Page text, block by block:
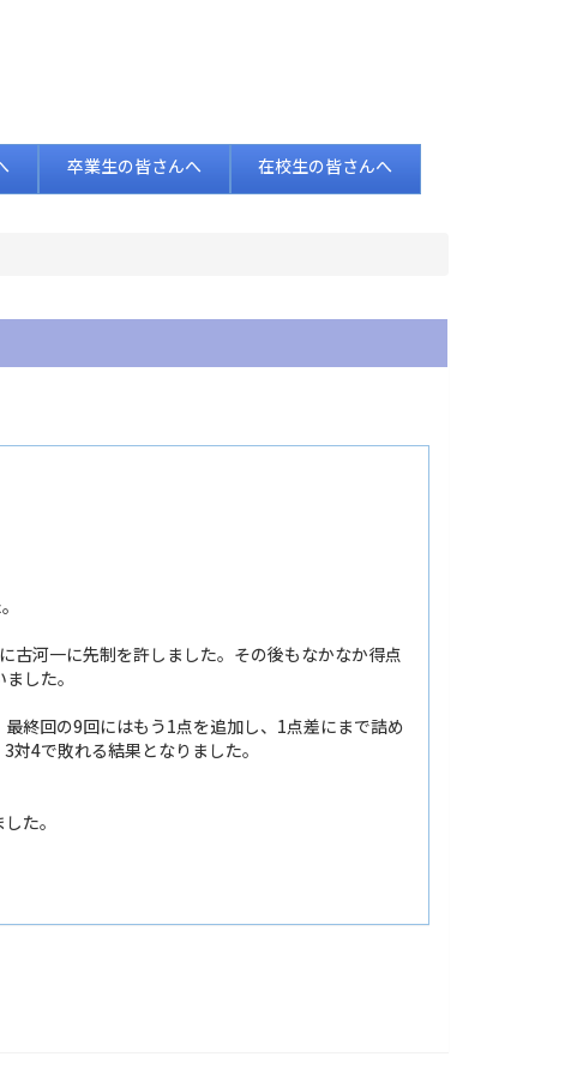
卒業生の皆さんへ 在校生の皆さんへ
古河一に先制を許しました。その後もなかなか得点
した。
終回の9回にはもう1点を追加し、1点差にまで詰め
4で敗れる結果となりました。
た。